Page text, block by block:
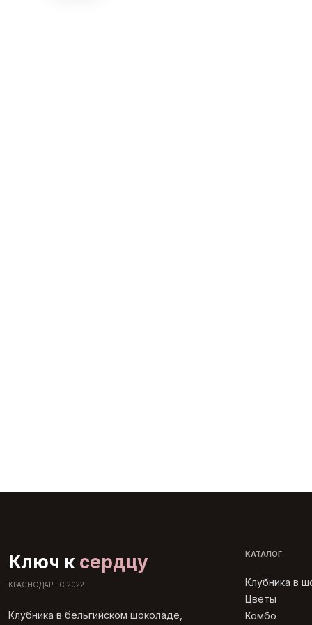
Ключ к сердцу
КРАСНОДАР · С 2022
Клубника в бельгийском шоколаде,
КАТАЛОГ
Клубника в
Цветы
Комбо